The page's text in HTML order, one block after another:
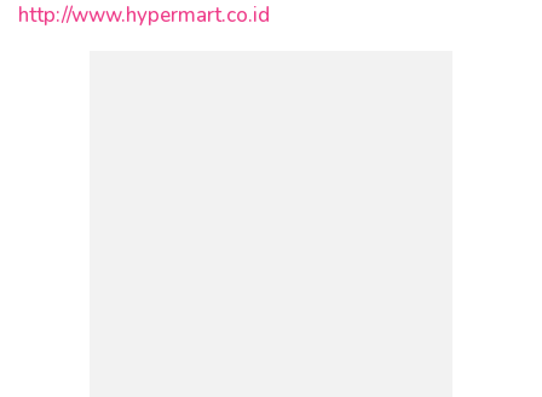
http://www.hypermart.co.id